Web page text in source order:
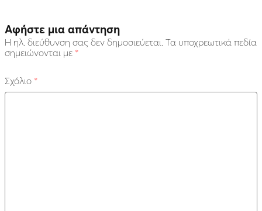
Αφήστε μια απάντηση
Η ηλ. διεύθυνση σας δεν δημοσιεύεται. Τα υποχρεωτικά πεδία
σημειώνονται με *
Σχόλιο *